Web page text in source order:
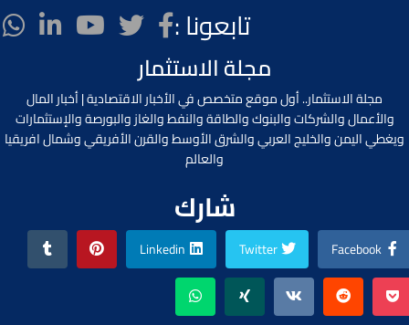
تابعونا :
مجلة الاستثمار
مجلة الاستثمار.. أول موقع متخصص في الأخبار الاقتصادية | أخبار المال
والأعمال والشركات والبنوك والطاقة والنفط والغاز والبورصة والإستثمارات
ويغطي اليمن والخليج العربي والشرق الأوسط والقرن الأفريقي وشمال افريقيا
والعالم
شارك
Facebook
Twitter
Linkedin